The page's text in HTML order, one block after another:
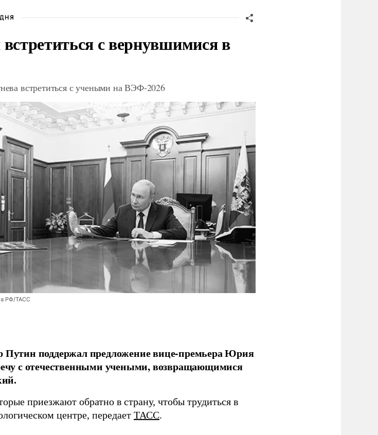
с вернувшимися в
встретиться с учеными на ВЭФ-2026
РФ/ТАСС
Путин поддержал предложение вице-премьера Юрия
с отечественными учеными, возвращающимися
приезжают обратно в страну, чтобы трудиться в
центре, передает ТАСС.